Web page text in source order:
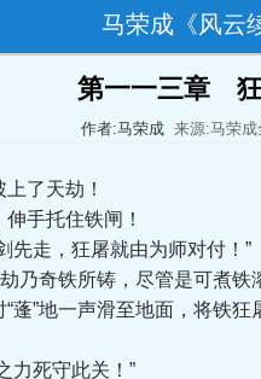
马荣成《风云
第一一三章
作者:马荣成 来源:马荣成
了天劫！
手托住铁闸！
走，狂屠就由为师对付！”
奇铁所铸，尽管是可煮铁
”地一声滑至地面，将铁狂
死守此关！”